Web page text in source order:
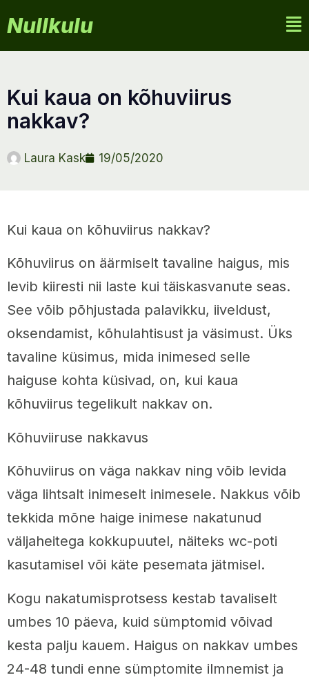
Nullkulu
kui kaua on kõhuviirus
nakkav?
Laura Kask 19/05/2020
Kui kaua on kõhuviirus nakkav?
Kõhuviirus on äärmiselt tavaline haigus, mis
levib kiiresti nii laste kui täiskasvanute seas.
See võib põhjustada palavikku, iiveldust,
oksendamist, kõhulahtisust ja väsimust. Üks
tavaline küsimus, mida inimesed selle
haiguse kohta küsivad, on, kui kaua
kõhuviirus tegelikult nakkav on.
Kõhuviiruse nakkavus
Kõhuviirus on väga nakkav ning võib levida
väga lihtsalt inimeselt inimesele. Nakkus võib
tekkida mõne haige inimese nakatunud
väljaheitega kokkupuutel, näiteks wc-poti
kasutamisel või käte pesemata jätmisel.
Kogu nakatumisprotsess kestab tavaliselt
umbes 10 päeva, kuid sümptomid võivad
kesta palju kauem. Haigus on nakkav umbes
24-48 tundi enne sümptomite ilmnemist ja